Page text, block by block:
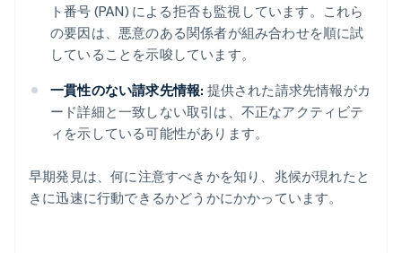
ト番号 (PAN) による拒否も監視しています。これら
の要因は、悪意のある関係者が組み合わせを順に試
していることを示唆しています。
一貫性のない請求先情報: 提供された請求先情報がカ
ード詳細と一致しない取引は、不正なアクティビテ
ィを示している可能性があります。
早期発見は、何に注意すべきかを知り、兆候が現れたと
きに迅速に行動できるかどうかにかかっています。